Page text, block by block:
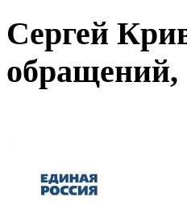
Сергей